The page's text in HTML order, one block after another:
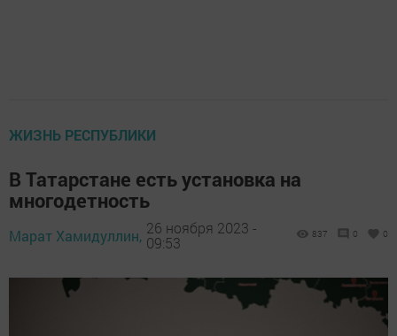
ЖИЗНЬ РЕСПУБЛИКИ
В Татарстане есть установка на
многодетность
Марат Хамидуллин, 26 ноября 2023 -
09:53
837 0 0